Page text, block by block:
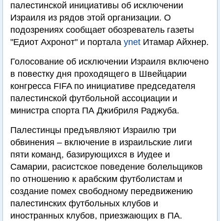
палестинской инициативы об исключении
Израиля из рядов этой организации. О
подозрениях сообщает обозреватель газеты
"Едиот Ахронот" и портала ynet Итамар Айхнер.
Голосование об исключении Израиля включено
в повестку дня проходящего в Швейцарии
конгресса FIFA по инициативе председателя
палестинской футбольной ассоциации и
министра спорта ПА Джибриля Раджуба.
Палестинцы предъявляют Израилю три
обвинения – включение в израильские лиги
пяти команд, базирующихся в Иудее и
Самарии, расистское поведение болельщиков
по отношению к арабским футболистам и
создание помех свободному передвижению
палестинских футбольных клубов и
иностранных клубов, приезжающих в ПА.